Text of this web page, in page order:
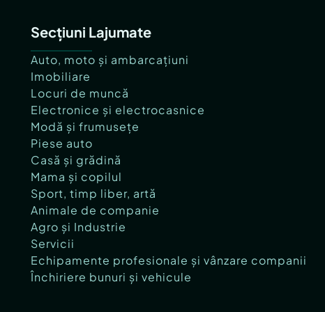
Secțiuni Lajumate
Auto, moto și ambarcațiuni
Imobiliare
Locuri de muncă
Electronice și electrocasnice
Modă și frumusețe
Piese auto
Casă și grădină
Mama și copilul
Sport, timp liber, artă
Animale de companie
Agro și Industrie
Servicii
Echipamente profesionale și vânzare companii
Închiriere bunuri și vehicule